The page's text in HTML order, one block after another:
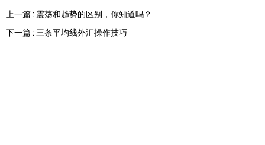
上一篇 : 震荡和趋势的区别，你知道吗？
下一篇 : 三条平均线外汇操作技巧